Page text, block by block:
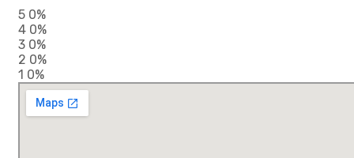
5 0%
4 0%
3 0%
2 0%
1 0%